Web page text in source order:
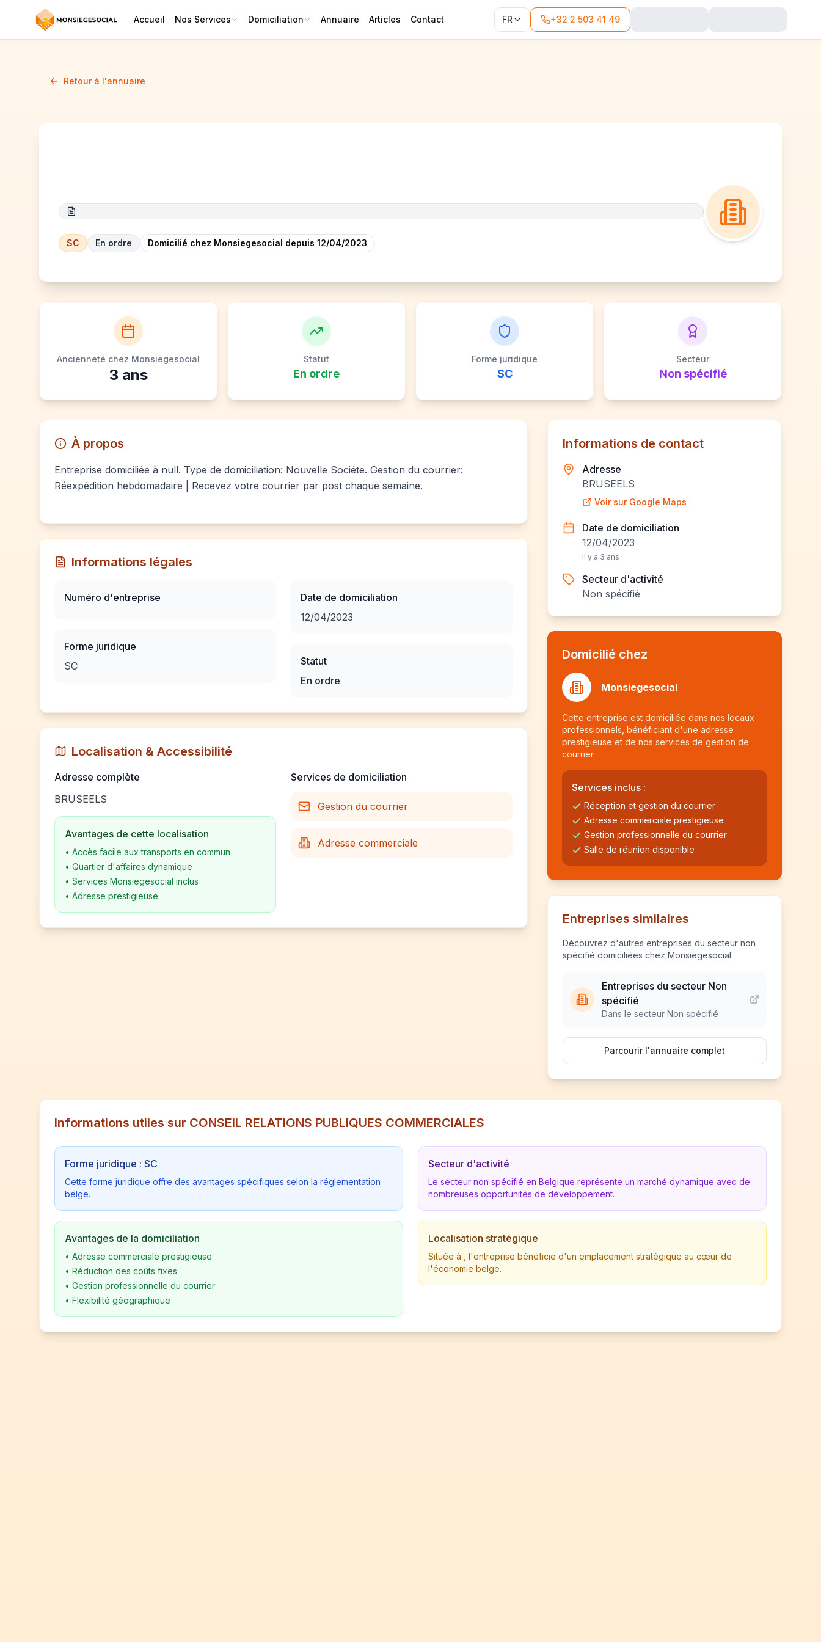
Accueil Nos Services Domiciliation Annuaire Articles Contact FR +32 2 503 41 49
Retour à l'annuaire
SC En ordre Domicilié chez Monsiegesocial depuis 12/04/2023
Ancienneté chez Monsiegesocial
3 ans
Statut
En ordre
Forme juridique
SC
Secteur
Non spécifié
À propos
Entreprise domiciliée à null. Type de domiciliation: Nouvelle Sociéte. Gestion du courrier:
Réexpédition hebdomadaire | Recevez votre courrier par post chaque semaine.
Informations légales
Numéro d'entreprise
Forme juridique
SC
Date de domiciliation
12/04/2023
Statut
En ordre
Localisation & Accessibilité
Adresse complète
BRUSEELS
Avantages de cette localisation
• Accès facile aux transports en commun
• Quartier d'affaires dynamique
• Services Monsiegesocial inclus
• Adresse prestigieuse
Services de domiciliation
Gestion du courrier
Adresse commerciale
Informations de contact
Adresse
BRUSEELS
Voir sur Google Maps
Date de domiciliation
12/04/2023
Il y a 3 ans
Secteur d'activité
Non spécifié
Domicilié chez
Monsiegesocial
Cette entreprise est domiciliée dans nos locaux
professionnels, bénéficiant d'une adresse
prestigieuse et de nos services de gestion de
courrier.
Services inclus :
Réception et gestion du courrier
Adresse commerciale prestigieuse
Gestion professionnelle du courrier
Salle de réunion disponible
Entreprises similaires
Découvrez d'autres entreprises du secteur non
spécifié domiciliées chez Monsiegesocial
Entreprises du secteur Non
spécifié
Dans le secteur Non spécifié
Parcourir l'annuaire complet
Informations utiles sur CONSEIL RELATIONS PUBLIQUES COMMERCIALES
Forme juridique : SC
Cette forme juridique offre des avantages spécifiques selon la réglementation
belge.
Avantages de la domiciliation
• Adresse commerciale prestigieuse
• Réduction des coûts fixes
• Gestion professionnelle du courrier
• Flexibilité géographique
Secteur d'activité
Le secteur non spécifié en Belgique représente un marché dynamique avec de
nombreuses opportunités de développement.
Localisation stratégique
Située à , l'entreprise bénéficie d'un emplacement stratégique au cœur de
l'économie belge.